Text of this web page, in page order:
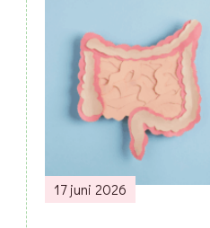
Navigation
17 juni 2026